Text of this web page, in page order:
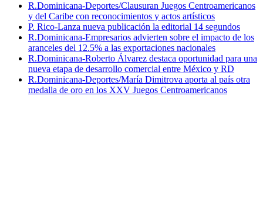
R.Dominicana-Deportes/Clausuran Juegos Centroamericanos
y del Caribe con reconocimientos y actos artísticos
P. Rico-Lanza nueva publicación la editorial 14 segundos
R.Dominicana-Empresarios advierten sobre el impacto de los
aranceles del 12.5% a las exportaciones nacionales
R.Dominicana-Roberto Álvarez destaca oportunidad para una
nueva etapa de desarrollo comercial entre México y RD
R.Dominicana-Deportes/María Dimitrova aporta al país otra
medalla de oro en los XXV Juegos Centroamericanos